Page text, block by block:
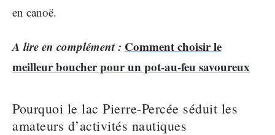
en canoë.
A lire en complément : Comment choisir le
meilleur boucher pour un pot-au-feu savoureux
Pourquoi le lac Pierre-Percée séduit les
amateurs d’activités nautiques